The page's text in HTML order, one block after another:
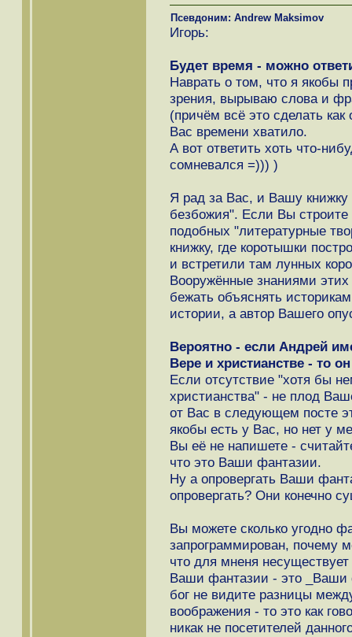
Псевдоним: Andrew Maksimov
Игорь:
Будет время - можно
Наврать о том, что я якобы
зрения, вырываю слова и
(причём всё это сделать
Вас времени хватило.
А вот ответить хоть что-
сомневался =))) )
Я рад за Вас, и Вашу книжку
безбожия". Если Вы
подобных "литературные
книжку, где коротышки
и встретили там лунных
Вооружённые знаниями
бежать объяснять
истории, а автор Вашего
Вероятно - если Андрей
Вере и христианстве - то
Если отсутствие "хотя бы
христианства" - не плод
от Вас в следующем посте
якобы есть у Вас, но нет у
Вы её не напишете -
что это Ваши фантазии.
Ну а опровергать Ваши
опровергать? Они конечно
Вы можете сколько угодно
запрограммирован, почему
что для мненя
Ваши фантазии - это _Ваши
бог не видите разницы
воображения - то это как
никак не посетителей